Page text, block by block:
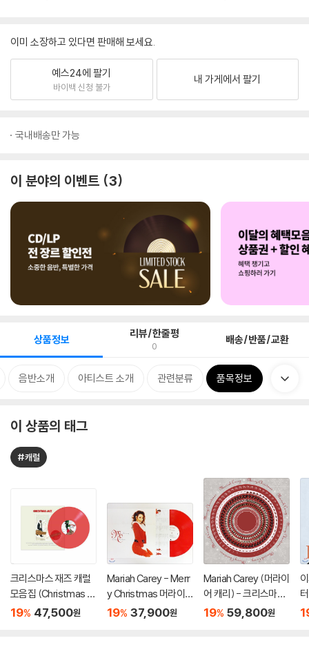
이미 소장하고 있다면 판매해 보세요.
예스24에 팔기
바이백 신청 불가
내 가게에서 팔기
국내배송만 가능
이 분야의 이벤트 3
상품정보 리뷰/한줄평
0 배송/반품/교환
음반소개 아티스트 소개 관련분류 품목정보
이 상품의 태그
#캐럴
크리스마스 재즈 캐럴
모음집 (Christmas Ja
zz) [투명 레드 컬러 L
19% 47,500원
Mariah Carey - Merr
y Christmas 머라이
어 캐리 크리스마스 앨
19% 37,900원
Mariah Carey (머라이
어 캐리) - 크리스마스
앨범 Merry Christma
19% 59,800원